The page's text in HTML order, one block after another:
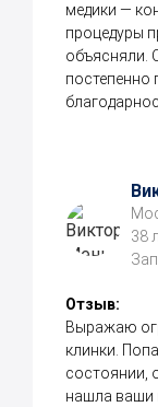
медики —
процедуры
объясняли.
постепенно
38
Отзыв:
Выражаю
клинки.
состоянии,
нашла ваши